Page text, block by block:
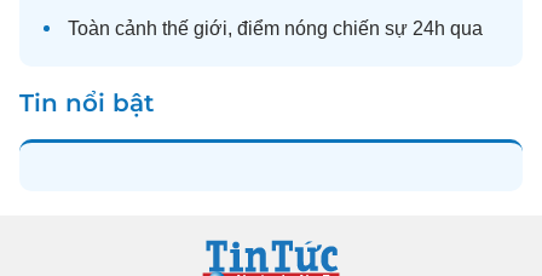
Toàn cảnh thế giới, điểm nóng chiến sự 24h qua
Tin nổi bật